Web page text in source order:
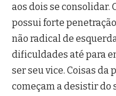
aos dois se consolidar.
possui forte
não radical de
dificuldades até para
ser seu vice. Coisas da
começam a desistir do